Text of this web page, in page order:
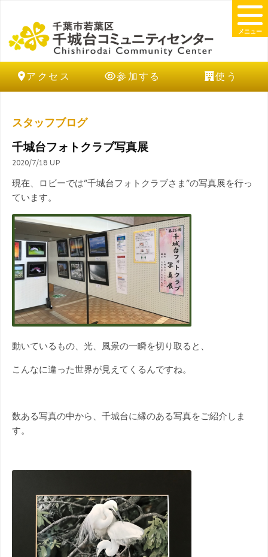
アクセス 参加する 使う
メニュー
スタッフブログ
千城台フォトクラブ写真展
2020/7/18 UP
現在、ロビーでは”千城台フォトクラブさま”の写真展を行っ
ています。
動いているもの、光、風景の一瞬を切り取ると、
こんなに違った世界が見えてくるんですね。
数ある写真の中から、千城台に縁のある写真をご紹介しま
す。